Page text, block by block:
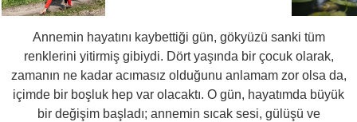
Annemin hayatını kaybettiği gün, gökyüzü sanki tüm
renklerini yitirmiş gibiydi. Dört yaşında bir çocuk olarak,
zamanın ne kadar acımasız olduğunu anlamam zor olsa da,
içimde bir boşluk hep var olacaktı. O gün, hayatımda büyük
bir değişim başladı; annemin sıcak sesi, gülüşü ve